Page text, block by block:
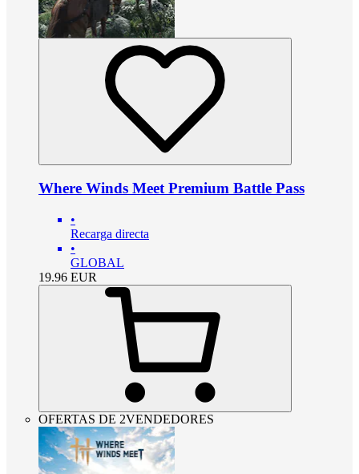
Where Winds Meet Premium Battle Pass
•
Recarga directa
•
GLOBAL
19.96 EUR
OFERTAS DE 2VENDEDORES